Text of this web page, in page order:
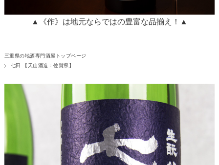
▲《作》は地元ならではの豊富な品揃え！▲
三重県の地酒専門酒屋トップページ
七田 【天山酒造：佐賀県】